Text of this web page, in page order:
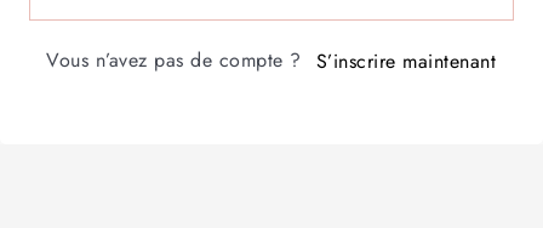
Vous n’avez pas de compte ? S’inscrire maintenant